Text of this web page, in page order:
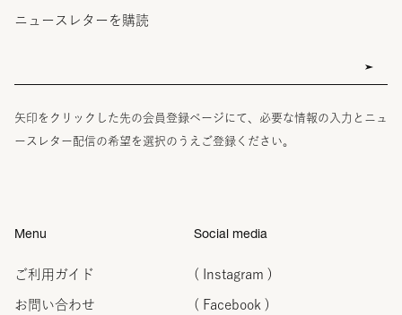
ニュースレターを購読
矢印をクリックした先の会員登録ページにて、必要な情報の入力とニュ
ースレター配信の希望を選択のうえご登録ください。
Menu
ご利用ガイド
お問い合わせ
Social media
( Instagram )
( Facebook )